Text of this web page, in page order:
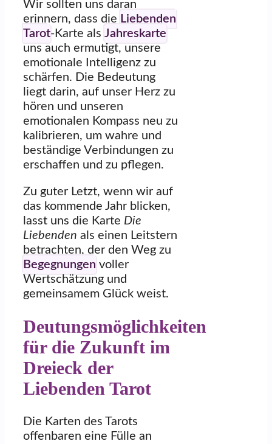
Wir sollten uns daran
erinnern, dass die Liebenden
Tarot-Karte als Jahreskarte
uns auch ermutigt, unsere
emotionale Intelligenz zu
schärfen. Die Bedeutung
liegt darin, auf unser Herz zu
hören und unseren
emotionalen Kompass neu zu
kalibrieren, um wahre und
beständige Verbindungen zu
erschaffen und zu pflegen.
Zu guter Letzt, wenn wir auf
das kommende Jahr blicken,
lasst uns die Karte Die
Liebenden als einen Leitstern
betrachten, der den Weg zu
Begegnungen voller
Wertschätzung und
gemeinsamem Glück weist.
Deutungsmöglichkeiten
für die Zukunft im
Dreieck der
Liebenden Tarot
Die Karten des Tarots
offenbaren eine Fülle an